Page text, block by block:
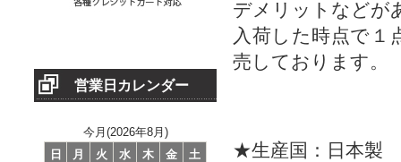
営業日カレンダー
今月(2026年8月)
日
月 火 水 木 金
土
デメリットなどが
入荷した時点で１
売しております。
★生産国：日本製